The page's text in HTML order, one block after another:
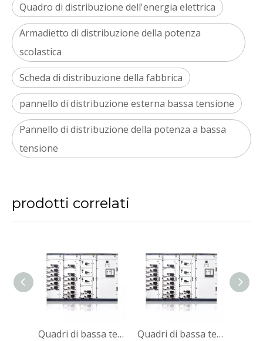
Quadro di distribuzione dell'energia elettrica
Armadietto di distribuzione della potenza
scolastica
Scheda di distribuzione della fabbrica
pannello di distribuzione esterna bassa tensione
Pannello di distribuzione della potenza a bassa
tensione
prodotti correlati
Quadri di bassa tensione Quadri estraibili Quadri di bassa tensione Quadri estraibili